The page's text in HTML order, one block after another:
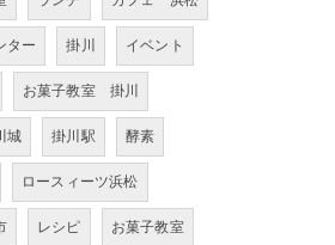
ター 掛川 イベント
お菓子教室 掛川
城 掛川駅 酵素
ロースィーツ浜松
レシピ お菓子教室